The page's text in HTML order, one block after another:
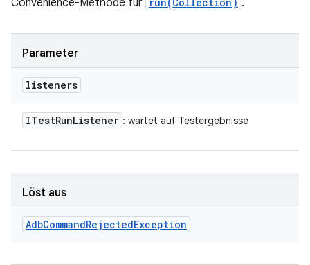
Convenience-Methode für .
Parameter
listeners
ITestRunListener : wartet auf Testergebnisse
Löst aus
AdbCommandRejectedException